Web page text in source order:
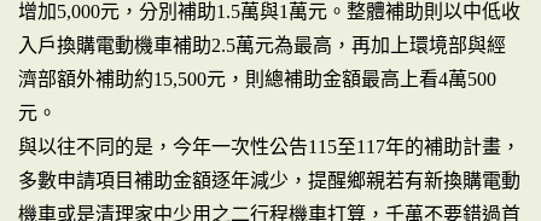
增加5,000元，分別補助1.5萬與1萬元。整體補助則以中低收
入戶換購電動機車補助2.5萬元為最高，再加上環境部與經
濟部額外補助約15,500元，則總補助金額最高上看4萬500
元。
與以往不同的是，今年一次性公告115至117年的補助計畫，
多數申請項目補助金額逐年減少，提醒鄉親若有新換購電動
機車或是清理家中少用之二行程機車打算，千萬不要錯過首